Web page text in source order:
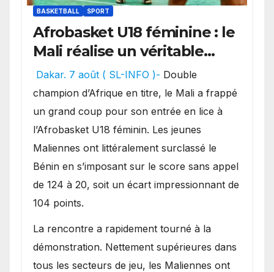
BASKETBALL SPORT
Afrobasket U18 féminine : le
Mali réalise un véritable
festival offensif et inflige
une lourde défaite au
Bénin.
Dakar. 7 août ( SL-INFO )- Double
champion d’Afrique en titre, le Mali a frappé
un grand coup pour son entrée en lice à
l’Afrobasket U18 féminin. Les jeunes
Maliennes ont littéralement surclassé le
Bénin en s’imposant sur le score sans appel
de 124 à 20, soit un écart impressionnant de
104 points.
La rencontre a rapidement tourné à la
démonstration. Nettement supérieures dans
tous les secteurs de jeu, les Maliennes ont